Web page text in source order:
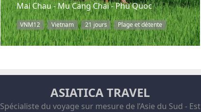
Mai Chau - Mu Cang Chai - Phu Quoc
VNM12 Vietnam 21 jours Plage et détente
ASIATICA TRAVEL
Spécialiste du voyage sur mesure de l’Asie du Sud - Est